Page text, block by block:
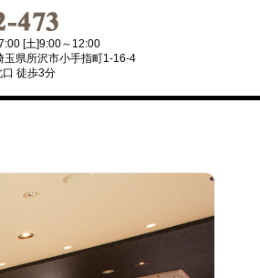
[土]9:00～12:00
玉県所沢市小手指町1-16-4
徒歩3分